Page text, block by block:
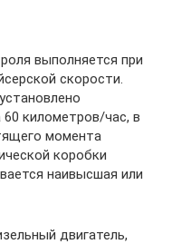
выполняется при
скорости.
километров/час, в
момента
коробки
наивысшая или
двигатель,